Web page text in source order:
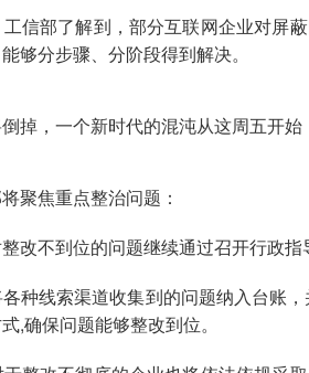
信部了解到，部分互联网企业对屏
够分步骤、分阶段得到解决。
聚焦重点整治问题：
改不到位的问题继续通过召开行政指
种线索渠道收集到的问题纳入台账
,确保问题能够整改到位。